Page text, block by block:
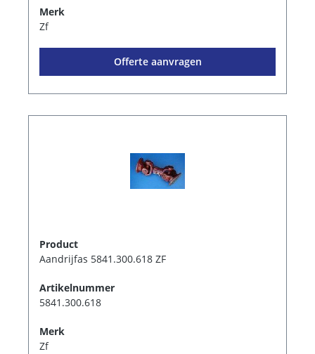
Merk
Zf
Offerte aanvragen
Product
Aandrijfas 5841.300.618 ZF
Artikelnummer
5841.300.618
Merk
Zf